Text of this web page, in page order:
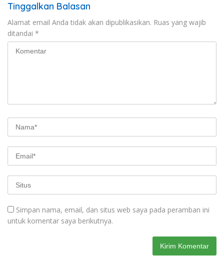
Tinggalkan Balasan
Alamat email Anda tidak akan dipublikasikan. Ruas yang wajib
ditandai *
Simpan nama, email, dan situs web saya pada peramban ini
untuk komentar saya berikutnya.